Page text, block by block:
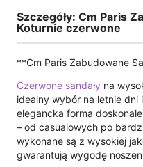
Szczegóły: Cm Paris
Koturnie czerwone
**Cm Paris Zabudowane
Czerwone sandały na
idealny wybór na letnie
elegancka forma
– od casualowych po
wykonane są z wysokiej
gwarantują wygodę